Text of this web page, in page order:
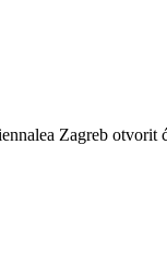
Zagreb otvorit